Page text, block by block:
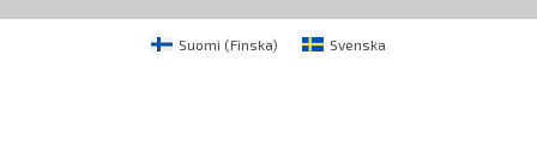
Suomi (Finska) Svenska